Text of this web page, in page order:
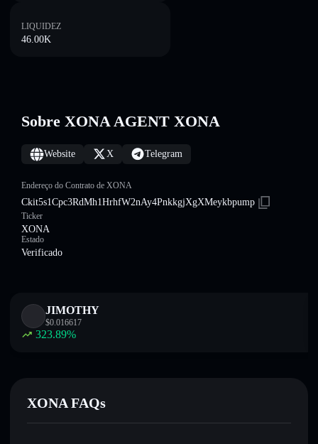
LIQUIDEZ
46.00K
Sobre XONA AGENT XONA
Website X Telegram
Endereço do Contrato de XONA
Ckit5s1Cpc3RdMh1HrhfW2nAy4PnkkgjXgXMeykbpump
Ticker
XONA
Estado
Verificado
JIMOTHY
$0.016617
323.89%
XONA FAQs